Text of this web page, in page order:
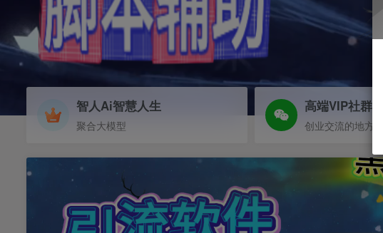
智人Ai智慧人生
聚合大模型
高端VIP社群
创业交流的地方